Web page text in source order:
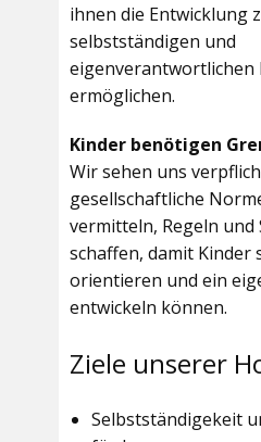
ihnen die Entwicklung
selbstständigen und
eigenverantwortlichen
ermöglichen.
Kinder benötigen
Wir sehen uns
gesellschaftliche
vermitteln, Regeln
schaffen, damit Kinder
orientieren und ein
entwickeln können.
Ziele unserer
Selbstständigekeit